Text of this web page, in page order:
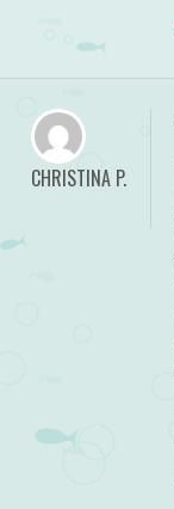
CHRISTINA P.